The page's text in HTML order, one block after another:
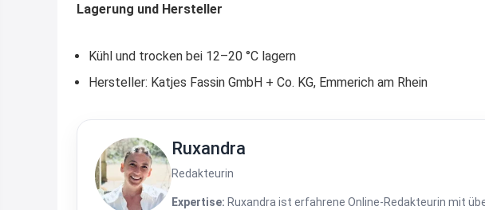
Lagerung und Hersteller
Kühl und trocken bei 12–20 °C lagern
Hersteller: Katjes Fassin GmbH + Co. KG, Emmerich am Rhein
Ruxandra
Redakteurin
Expertise: Ruxandra ist erfahrene Online-Redakteurin mit